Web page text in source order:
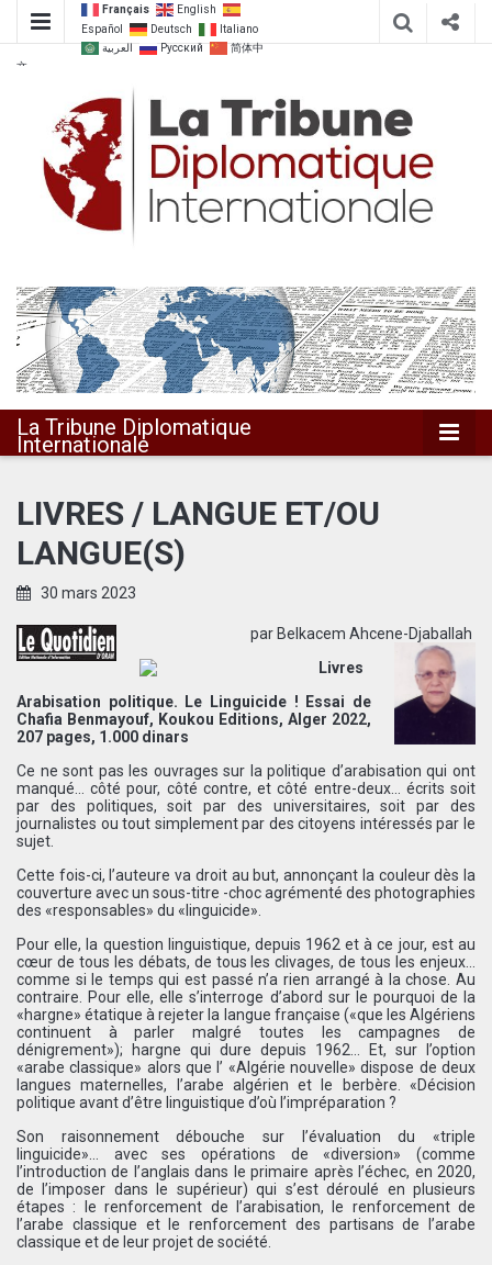
Français
English
Español
Deutsch
Italiano
العربية
Русский
简体中
文
La Tribune
Diplomatique
Internationale
La Tribune Diplomatique
Internationale
LIVRES / LANGUE ET/OU
LANGUE(S)
30 mars 2023
par Belkacem Ahcene-Djaballah
Livres
Arabisation politique. Le Linguicide ! Essai de
Chafia Benmayouf, Koukou Editions, Alger 2022,
207 pages, 1.000 dinars
Ce ne sont pas les ouvrages sur la politique d’arabisation qui ont
manqué… côté pour, côté contre, et côté entre-deux… écrits soit
par des politiques, soit par des universitaires, soit par des
journalistes ou tout simplement par des citoyens intéressés par le
sujet.
Cette fois-ci, l’auteure va droit au but, annonçant la couleur dès la
couverture avec un sous-titre -choc agrémenté des photographies
des «responsables» du «linguicide».
Pour elle, la question linguistique, depuis 1962 et à ce jour, est au
cœur de tous les débats, de tous les clivages, de tous les enjeux…
comme si le temps qui est passé n’a rien arrangé à la chose. Au
contraire. Pour elle, elle s’interroge d’abord sur le pourquoi de la
«hargne» étatique à rejeter la langue française («que les Algériens
continuent à parler malgré toutes les campagnes de
dénigrement»); hargne qui dure depuis 1962… Et, sur l’option
«arabe classique» alors que l’ «Algérie nouvelle» dispose de deux
langues maternelles, l’arabe algérien et le berbère. «Décision
politique avant d’être linguistique d’où l’impréparation ?
Son raisonnement débouche sur l’évaluation du «triple
linguicide»… avec ses opérations de «diversion» (comme
l’introduction de l’anglais dans le primaire après l’échec, en 2020,
de l’imposer dans le supérieur) qui s’est déroulé en plusieurs
étapes : le renforcement de l’arabisation, le renforcement de
l’arabe classique et le renforcement des partisans de l’arabe
classique et de leur projet de société.